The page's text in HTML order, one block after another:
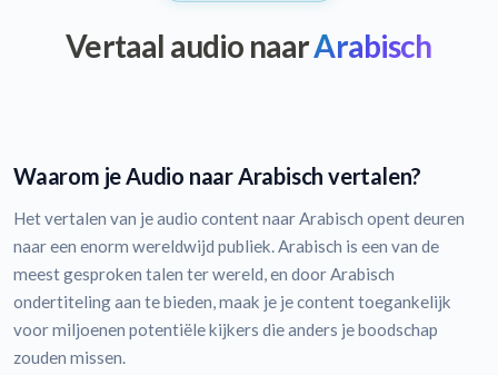
Vertaal audio naarArabisch
Waarom je Audio naar Arabisch vertalen?
Het vertalen van je audio content naar Arabisch opent deuren
naar een enorm wereldwijd publiek. Arabisch is een van de
meest gesproken talen ter wereld, en door Arabisch
ondertiteling aan te bieden, maak je je content toegankelijk
voor miljoenen potentiële kijkers die anders je boodschap
zouden missen.